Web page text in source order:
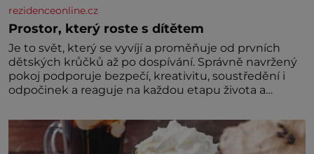
rezidenceonline.cz
Prostor, který roste s dítětem
Je to svět, který se vyvíjí a proměňuje od prvních
dětských krůčků až po dospívání. Správně navržený
pokoj podporuje bezpečí, kreativitu, soustředění i
odpočinek a reaguje na každou etapu života a
jednoduchost, měkkost a bezpečí, proto by pokoj
miminka měl působit především klidně a útulně.
Předškolní věk je